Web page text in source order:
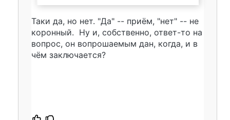
Таки да, но нет. "Да" -- приём, "нет" -- не
коронный. Ну и, собственно, ответ-то на
вопрос, он вопрошаемым дан, когда, и в
чём заключается?